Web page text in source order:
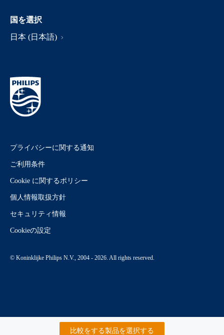
比較をする製品を選択する
国を選択
日本 (日本語)
プライバシーに関する通知
ご利用条件
Cookie に関するポリシー
個人情報取扱方針
セキュリティ情報
Cookieの設定
© Koninklijke Philips N.V., 2004 - 2026. All rights reserved.